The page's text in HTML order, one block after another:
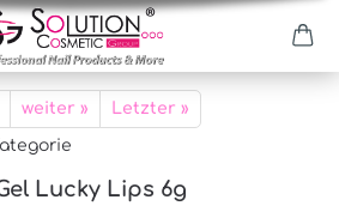
weiter » Letzter »
Lucky Lips 6g